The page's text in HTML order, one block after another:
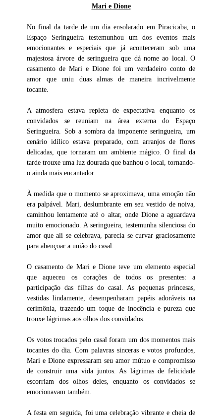
Mari e Dione
No final da tarde de um dia ensolarado em Piracicaba, o
Espaço Seringueira testemunhou um dos eventos mais
emocionantes e especiais que já aconteceram sob uma
majestosa árvore de seringueira que dá nome ao local. O
casamento de Mari e Dione foi um verdadeiro conto de
amor que uniu duas almas de maneira incrivelmente
tocante.
A atmosfera estava repleta de expectativa enquanto os
convidados se reuniam na área externa do Espaço
Seringueira. Sob a sombra da imponente seringueira, um
cenário idílico estava preparado, com arranjos de flores
delicadas, que tornaram um ambiente mágico. O final da
tarde trouxe uma luz dourada que banhou o local, tornando-
o ainda mais encantador.
À medida que o momento se aproximava, uma emoção não
era palpável. Mari, deslumbrante em seu vestido de noiva,
caminhou lentamente até o altar, onde Dione a aguardava
muito emocionado. A seringueira, testemunha silenciosa do
amor que ali se celebrava, parecia se curvar graciosamente
para abençoar a união do casal.
O casamento de Mari e Dione teve um elemento especial
que aqueceu os corações de todos os presentes: a
participação das filhas do casal. As pequenas princesas,
vestidas lindamente, desempenharam papéis adoráveis na
cerimônia, trazendo um toque de inocência e pureza que
trouxe lágrimas aos olhos dos convidados.
Os votos trocados pelo casal foram um dos momentos mais
tocantes do dia. Com palavras sinceras e votos profundos,
Mari e Dione expressaram seu amor mútuo e compromisso
de construir uma vida juntos. As lágrimas de felicidade
escorriam dos olhos deles, enquanto os convidados se
emocionavam também.
A festa em seguida, foi uma celebração vibrante e cheia de